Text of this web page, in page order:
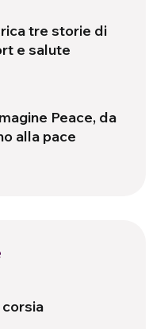
tre storie di
e salute
Peace, da
alla pace
corsia